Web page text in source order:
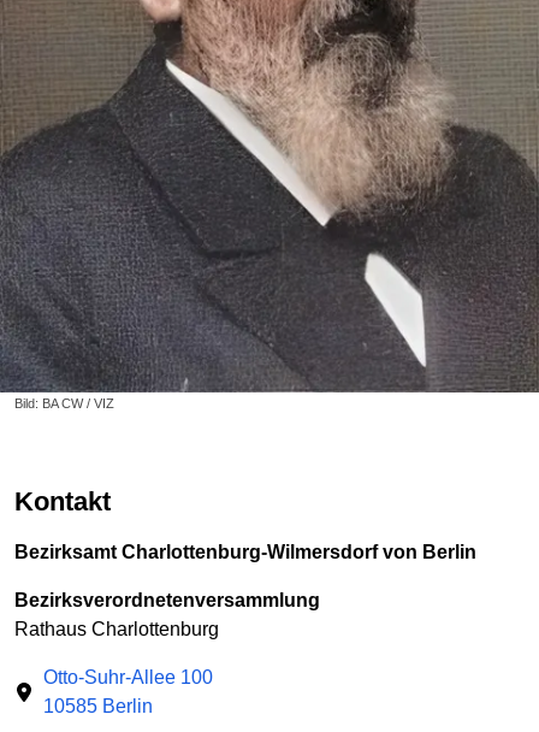
Bild: BA CW / VIZ
Kontakt
Bezirksamt Charlottenburg-Wilmersdorf von Berlin
Bezirksverordnetenversammlung
Rathaus Charlottenburg
Otto-Suhr-Allee 100
10585 Berlin